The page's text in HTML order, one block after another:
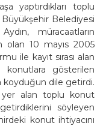
yaptırdıkları toplu
Belediyesi
müracaatların
olan 10 mayıs 2005
ile kayıt sırası alan
gösterilen
dile getirdi.
yer alan toplu konut
söyleyen
konut ihtiyacını